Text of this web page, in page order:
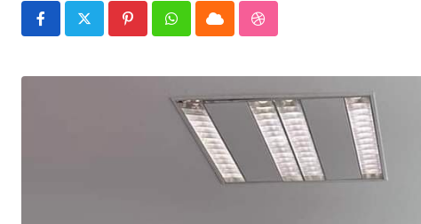
PinterestWhatsappCloud StumbleUpon